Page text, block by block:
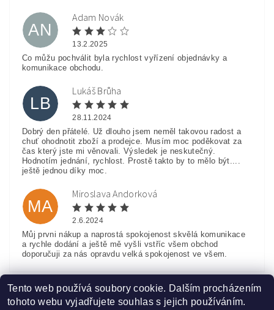
AN
Adam Novák
13.2.2025
Co můžu pochválit byla rychlost vyřízení objednávky a
komunikace obchodu.
LB
Lukáš Brůha
28.11.2024
Dobrý den přátelé. Už dlouho jsem neměl takovou radost a
chuť ohodnotit zboží a prodejce. Musím moc poděkovat za
čas který jste mi věnovali. Výsledek je neskutečný.
Hodnotím jednání, rychlost. Prostě takto by to mělo být....
ještě jednou díky moc.
MA
Miroslava Andorková
2.6.2024
Můj prvni nákup a naprostá spokojenost skvělá komunikace
a rychle dodání a ještě mě vyšli vstříc všem obchod
doporučuji za nás opravdu velká spokojenost ve všem.
Tento web používá soubory cookie. Dalším procházením
tohoto webu vyjadřujete souhlas s jejich používáním.